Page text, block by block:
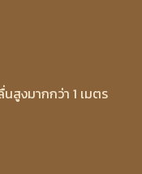
สูงมากกว่า 1 เมตร